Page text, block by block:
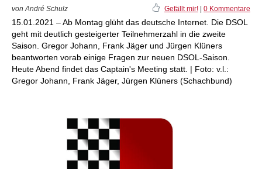
von André Schulz Gefällt mir! 0 Kommentare
15.01.2021 – Ab Montag glüht das deutsche Internet. Die DSOL
geht mit deutlich gesteigerter Teilnehmerzahl in die zweite
Saison. Gregor Johann, Frank Jäger und Jürgen Klüners
beantworten vorab einige Fragen zur neuen DSOL-Saison.
Heute Abend findet das Captain's Meeting statt. | Foto: v.l.:
Gregor Johann, Frank Jäger, Jürgen Klüners (Schachbund)